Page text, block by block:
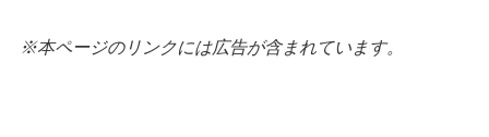
※本ページのリンクには広告が含まれています。